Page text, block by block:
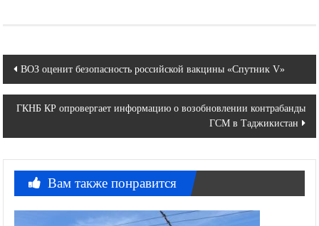
Навигация
по
записям
ВОЗ оценит безопасность российской вакцины «Спутник V»
ГКНБ КР опровергает информацию о возобновлении контрабанды
ГСМ в Таджикистан
Вам также понравится